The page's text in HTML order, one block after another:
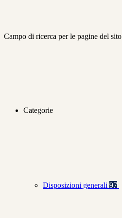
Campo di ricerca per le pagine del sito
Categorie
Disposizioni generali 97